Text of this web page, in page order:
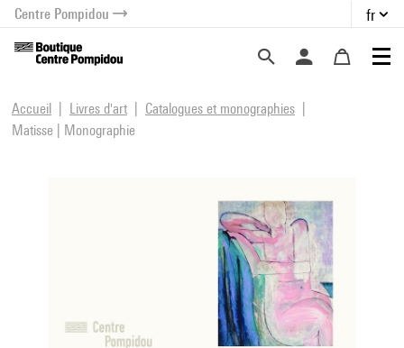
menu
contenu
Centre Pompidou fr
Accueil Livres d'art
Catalogues et monographies
Matisse | Monographie